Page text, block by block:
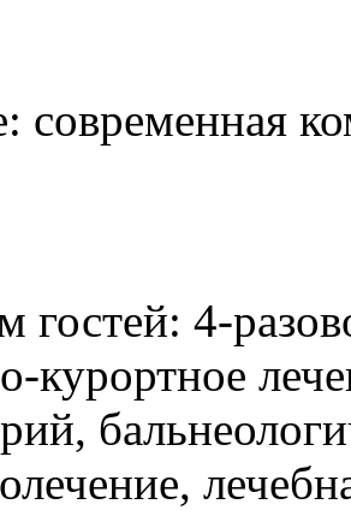
современная
гостей: 4-
курортное